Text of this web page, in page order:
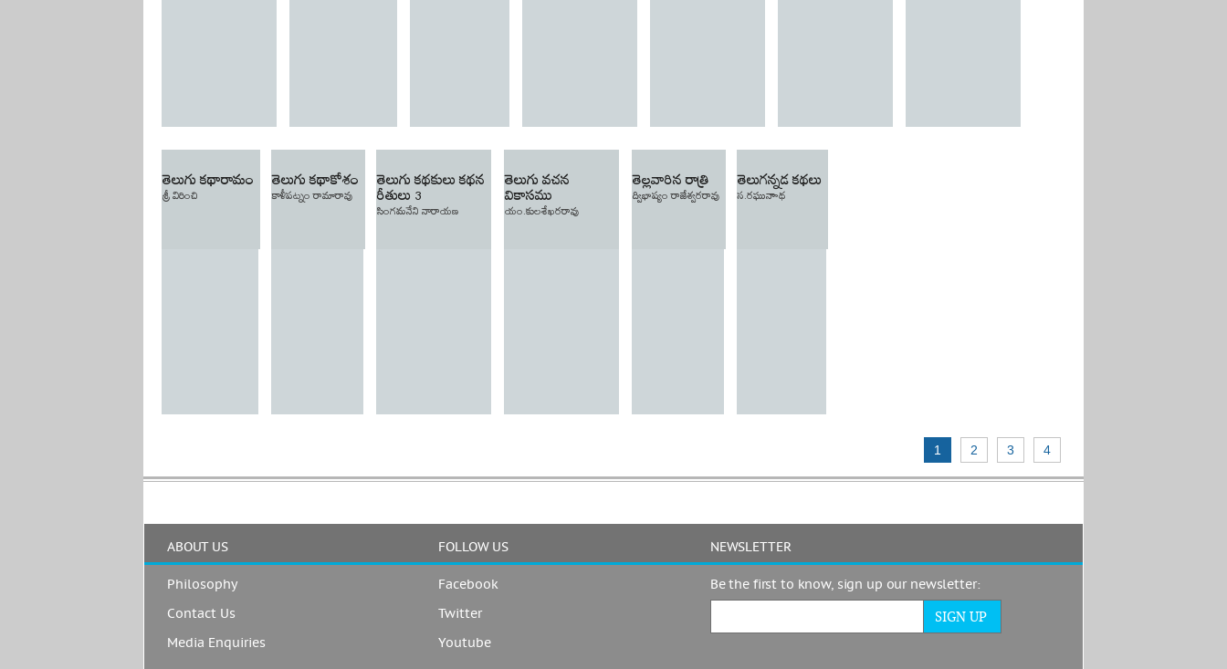
తెలుగు కథారామం
శ్రీ విరించి
తెలుగు కథాకోశం
కాళీపట్నం రామారావు
తెలుగు కథకులు కథన
రీతులు 3
సింగమనేని నారాయణ
తెలుగు వచన
వికాసము
యం.కులశేఖరరావు
తెల్లవారిన రాత్రి
ద్విభాష్యం రాజేశ్వరరావు
తెలుగన్నడ కథలు
స.రఘునాాథ
1 2 3 4
ABOUT US FOLLOW US NEWSLETTER
Philosophy
Contact Us
Media Enquiries
Facebook
Twitter
Youtube
Be the first to know, sign up our newsletter: